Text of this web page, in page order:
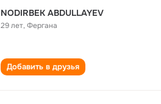
NODIRBEK ABDULLAYEV
29 лет,Фергана
Добавить в друзья